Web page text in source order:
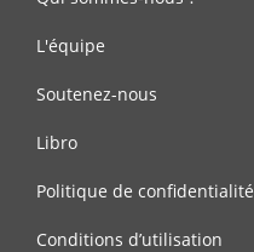
L'équipe
Soutenez-nous
Libro
Politique de confidentialité
Conditions d’utilisation